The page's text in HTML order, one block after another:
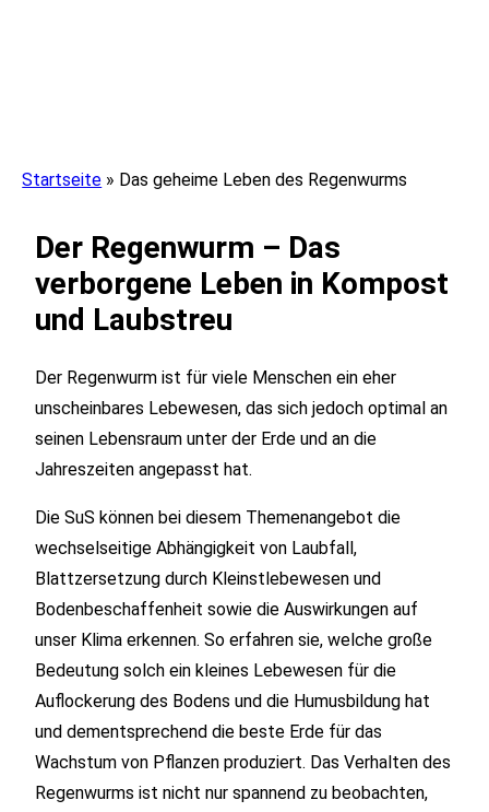
Startseite » Das geheime Leben des Regenwurms
Der Regenwurm – Das
verborgene Leben in Kompost
und Laubstreu
Der Regenwurm ist für viele Menschen ein eher
unscheinbares Lebewesen, das sich jedoch optimal an
seinen Lebensraum unter der Erde und an die
Jahreszeiten angepasst hat.
Die SuS können bei diesem Themenangebot die
wechselseitige Abhängigkeit von Laubfall,
Blattzersetzung durch Kleinstlebewesen und
Bodenbeschaffenheit sowie die Auswirkungen auf
unser Klima erkennen. So erfahren sie, welche große
Bedeutung solch ein kleines Lebewesen für die
Auflockerung des Bodens und die Humusbildung hat
und dementsprechend die beste Erde für das
Wachstum von Pflanzen produziert. Das Verhalten des
Regenwurms ist nicht nur spannend zu beobachten,